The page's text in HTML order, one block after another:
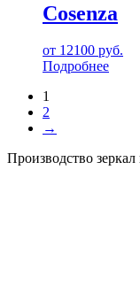
Cosenza
от 12100 руб.
Подробнее
1
2
→
Производство зеркал